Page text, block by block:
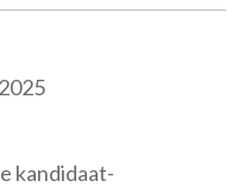
kandidaat-